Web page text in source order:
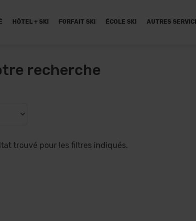
HÔTEL + SKI FORFAIT SKI ÉCOLE SKI AUTRES
recherche
trouvé pour les filtres indiqués.